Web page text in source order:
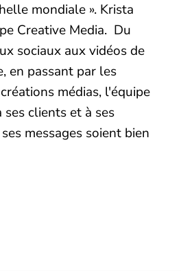
mondiale ». Krista
Creative Media. Du
sociaux aux vidéos de
en passant par les
médias, l'équipe
ses clients et à ses
messages soient bien